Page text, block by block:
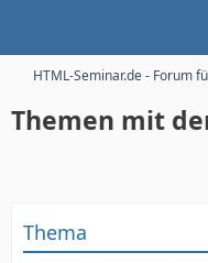
HTML-Seminar.de - Forum
Themen mit
Thema